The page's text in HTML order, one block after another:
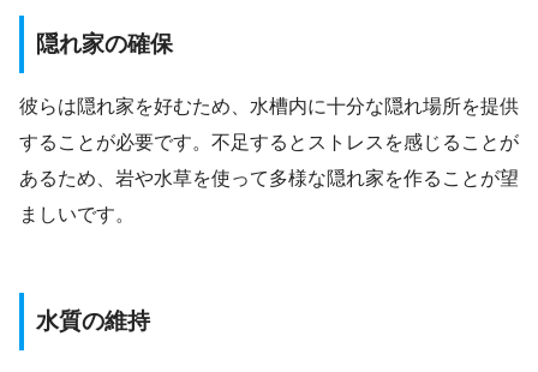
隠れ家の確保
彼らは隠れ家を好むため、水槽内に十分な隠れ場所を提供
することが必要です。不足するとストレスを感じることが
あるため、岩や水草を使って多様な隠れ家を作ることが望
ましいです。
水質の維持